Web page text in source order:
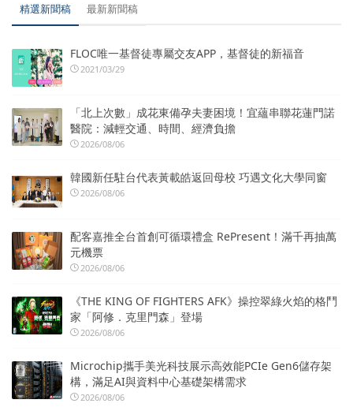
精選新聞稿 最新新聞稿
FLOC唯一基督徒專屬交友APP，基督徒的新福音
2021/03/29
「北上次數」成花東備孕夫妻困境！宜蘊串聯花蓮門諾
醫院：減輕交通、時間、經濟負擔
2026/08/06
韓國新任駐台代表黃載皓返回母校 巧遇文化大學同窗
2026/08/06
配客嘉推全台首創可循環禮盒 RePresent！滿千再抽萬
元機票
2026/08/06
《THE KING OF FIGHTERS AFK》操控翠綠火焰的格鬥
家「阿修．克里門森」登場
2026/08/06
Microchip攜手美光科技展示高效能PCIe Gen6儲存架
構，滿足AI與資料中心基礎架構需求
2026/08/06